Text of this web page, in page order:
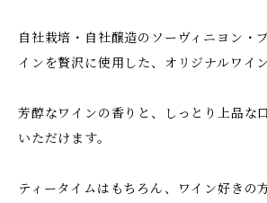
自社栽培・自社醸造のソーヴィニヨン・
インを贅沢に使用した、オリジナルワイ
芳醇なワインの香りと、しっとり上品な
いただけます。
ティータイムはもちろん、ワイン好きの